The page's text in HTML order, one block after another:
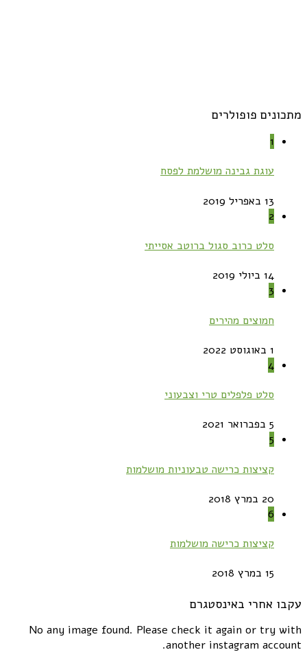
מתכונים פופולרים
1
עוגת גבינה מושלמת לפסח
13 באפריל 2019
2
סלט כרוב סגול ברוטב אסייתי
14 ביולי 2019
3
חמוצים מהירים
1 באוגוסט 2022
4
סלט פלפלים טרי וצבעוני
5 בפברואר 2021
5
קציצות כרישה טבעוניות מושלמות
20 במרץ 2018
6
קציצות כרישה מושלמות
15 במרץ 2018
עקבו אחרי באינסטגרם
No any image found. Please check it again or try with
another instagram account.